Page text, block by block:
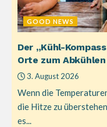
GOOD NEWS
Der „Kühl-
Orte zum Abkühlen
3. August 2026
Wenn die
die Hitze zu
es...